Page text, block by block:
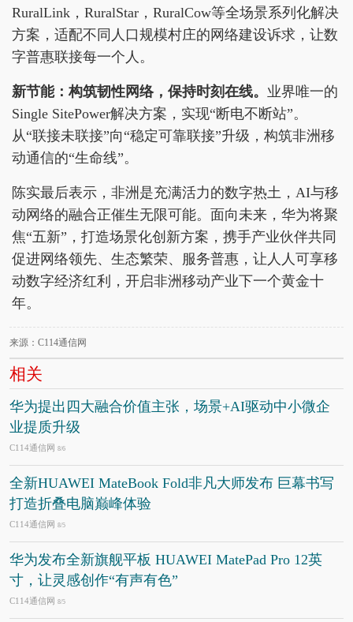
RuralLink，RuralStar，RuralCow等全场景系列化解决
方案，适配不同人口规模村庄的网络建设诉求，让数
字普惠联接每一个人。
新节能：构筑韧性网络，保持时刻在线。 业界唯一的
Single SitePower解决方案，实现“断电不断站”。
从“联接未联接”向“稳定可靠联接”升级，构筑非洲移
动通信的“生命线”。
陈实最后表示，非洲是充满活力的数字热土，AI与移
动网络的融合正催生无限可能。面向未来，华为将聚
焦“五新”，打造场景化创新方案，携手产业伙伴共同
促进网络领先、生态繁荣、服务普惠，让人人可享移
动数字经济红利，开启非洲移动产业下一个黄金十
年。
来源：C114通信网
相关
华为提出四大融合价值主张，场景+AI驱动中小微企
业提质升级
C114通信网 8/6
全新HUAWEI MateBook Fold非凡大师发布 巨幕书写
打造折叠电脑巅峰体验
C114通信网 8/5
华为发布全新旗舰平板 HUAWEI MatePad Pro 12英
寸，让灵感创作“有声有色”
C114通信网 8/5